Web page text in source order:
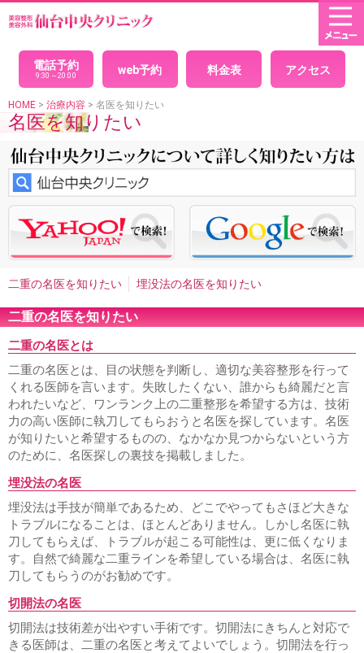
HOME
× 閉じる
パッチリ目デカ目二重
二重埋没法
腫れない二重 埋没法の経過
腫れないパッチ
リ目
印象を変えないで綺麗になりたい、クイック二重
自
然な二重
黒目整形 目を大きくしたい
の戻らない二重
美人に見える二重
い
二重全切開法
二重左右差修正
平行二重 末広二重
セクシー二重ネコ目
整形
二重の幅を広げたい
まつ毛の生え際が見える二重
アイプチかぶれ
顔面の非対称・バランス
男性二重切開法
イケメン二重
目尻切開
切れ長の目 目の横幅を広げる 眼瞼下垂
切ら
ない眼瞼下垂
目つき矯正 眼瞼下垂による左右差
ハード
コンタクトによる眼瞼下垂
腫れない眼瞼下垂
重症眼瞼下
上まぶたのたるみとり
目の下のシワたるみ取りクマ消
膨らみ取り
切らないタルミ取り手術 離れ目
顔の整形
魅力的な目元整形 目と眉を近づける
治療
目の下ヒアルロン酸注入
目の周りのシワ
涙袋形成、涙堂
形成
法令線ヒアルロン酸注入 口周りのシワ取り
口角ヒ
アルロン酸注入
上唇のシワ取りヒアルロン酸注入
エラ小
顔注射
小顔になりたい 鼻ヒアルロン酸注入
男性の隆鼻
ヒアルロン酸
顎ヒアルロン酸注入
ホホの窪みヒアルロン
酸注入
男性シワ取り 歯茎が見える
鼻、あご、唇
隆鼻、鼻プロテーゼ
鼻の穴が大きい
小鼻縮小・鼻幅縮小
鼻尖縮小・鼻尖形成
鼻を小さくする
鼻が横に広がっている
団子鼻を治したい
鼻が目立つ顔
あぐら鼻の整形 外人のような鼻
鼻が嫌
お勧め鼻整形
鼻中隔延長 人中短縮・鼻下短縮
鼻の形を
整える整形
あごプロテーゼ、あご形成術 顎がない
顎の
ラインを出す
割れアゴ修正 アゴ梅干し あご削り
顎の
短縮・短くしたい
輪郭形成
下顎の突出
中顔面の短縮
エラ削り・エラ骨切り エラが大きい
エラ
を小さくしたい
顔が大きい 口元をハッキリさせたい
口
唇縮小
たらこ唇 ぽってり唇 アヒル口 ガミースマイル
電話予約
9:30～20:00 web予約 料金表 アクセス
HOME > 治療内容 > 名医を知りたい
名医を知りたい
二重の名医を知りたい 埋没法の名医を知りたい
二重の名医を知りたい
二重の名医とは
二重の名医とは、目の状態を判断し、適切な美容整形を行って
くれる医師を言います。失敗したくない、誰からも綺麗だと言
われたいなど、ワンランク上の二重整形を希望する方は、技術
力の高い医師に執刀してもらおうと名医を探しています。名医
が知りたいと希望するものの、なかなか見つからないという方
のために、名医探しの裏技を掲載しました。
埋没法の名医
埋没法は手技が簡単であるため、どこでやってもさほど大きな
トラブルになることは、ほとんどありません。しかし名医に執
刀してもらえば、トラブルが起こる可能性は、更に低くなりま
す。自然で綺麗な二重ラインを希望している場合は、名医に執
刀してもらうのがお勧めです。
切開法の名医
切開法は技術差が出やすい手術です。切開法にきちんと対応で
きる医師は、二重の名医と考えてよいでしょう。切開法を行っ